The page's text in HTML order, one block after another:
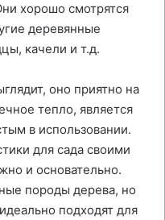
хорошо смотрятся
деревянные
качели и т.д.
оно приятно на
тепло, является
в использовании.
для сада своими
и основательно.
породы дерева, но
подходят для